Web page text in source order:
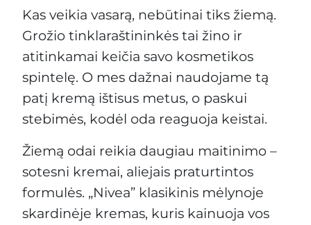
Kas veikia vasarą, nebūtinai tiks žiemą.
Grožio tinklaraštininkės tai žino ir
atitinkamai keičia savo kosmetikos
spintelę. O mes dažnai naudojame tą
patį kremą ištisus metus, o paskui
stebimės, kodėl oda reaguoja keistai.
Žiemą odai reikia daugiau maitinimo –
sotesni kremai, aliejais praturtintos
formulės. „Nivea” klasikinis mėlynoje
skardinėje kremas, kuris kainuoja vos